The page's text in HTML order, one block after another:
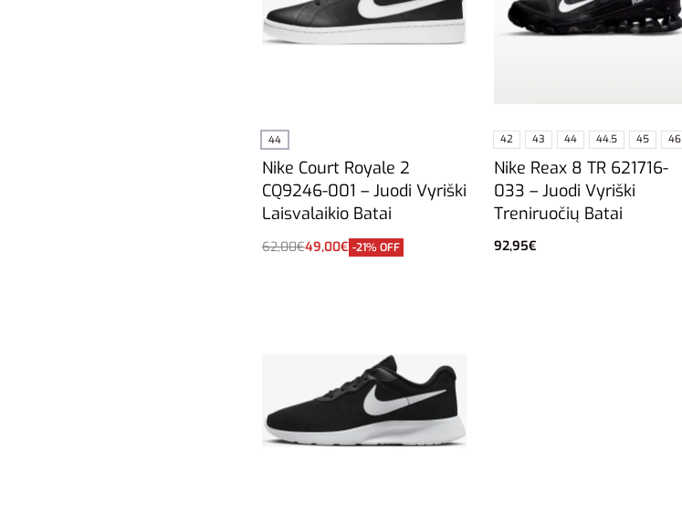
44
Nike Court Royale 2
CQ9246-001 – Juodi Vyriški
Laisvalaikio Batai
62,00€49,00€ -21% OFF
42 43 44 44.5 45 46
Nike Reax 8 TR 621716-
033 – Juodi Vyriški
Treniruočių Batai
92,95€